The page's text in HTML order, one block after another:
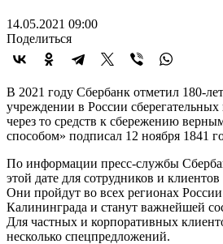
14.05.2021 09:00
Поделиться
В 2021 году Сбербанк отметил 180-
учреждении в России сберегательных
через то средств к сбережению
способом» подписал 12 ноября 1841
По информации пресс-службы
этой дате для сотрудников и
Они пройдут во всех регионах
Калининграда и станут важнейшей
Для частных и корпоративных
несколько спецпредложений.